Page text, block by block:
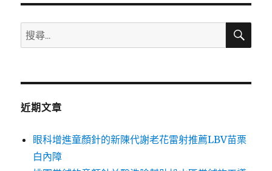
搜
尋
鍵
搜
近期文章
眼科增進童顏針的新陳代謝老花雷射推薦LBV苗栗
白內障